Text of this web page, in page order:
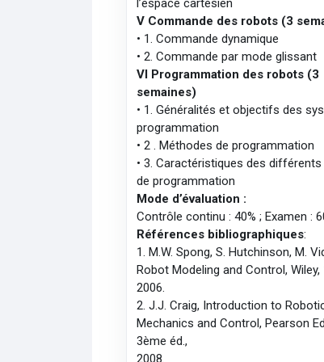
l’espace cartésien
V­ Commande des robots (3
• 1. Commande dynamique
• 2. Commande par mode glissant
VI­ Programmation des robots (3
semaines)
• 1. Généralités et objectifs des
programmation
• 2 . Méthodes de programmation
• 3. Caractéristiques des différents
de programmation
Mode d’évaluation :
Contrôle continu : 40% ; Examen :
Références bibliographiques:
1. M.W. Spong, S. Hutchinson, M.
Robot Modeling and Control, Wiley,
2006.
2. J.J. Craig, Introduction to
Mechanics and Control, Pearson
3ème éd.,
2008.